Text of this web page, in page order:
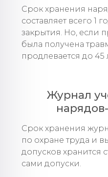
Срок хранения
составляет всего 1
закрытия. Но, если
была получена
продлевается до 45
Журнал
Срок хранения
по охране труда и
допусков хранится
сами допуски.